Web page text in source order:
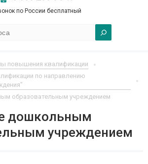
по России бесплатный
повышения квалификации
по направлению
образовательным учреждением
дошкольным
учреждением